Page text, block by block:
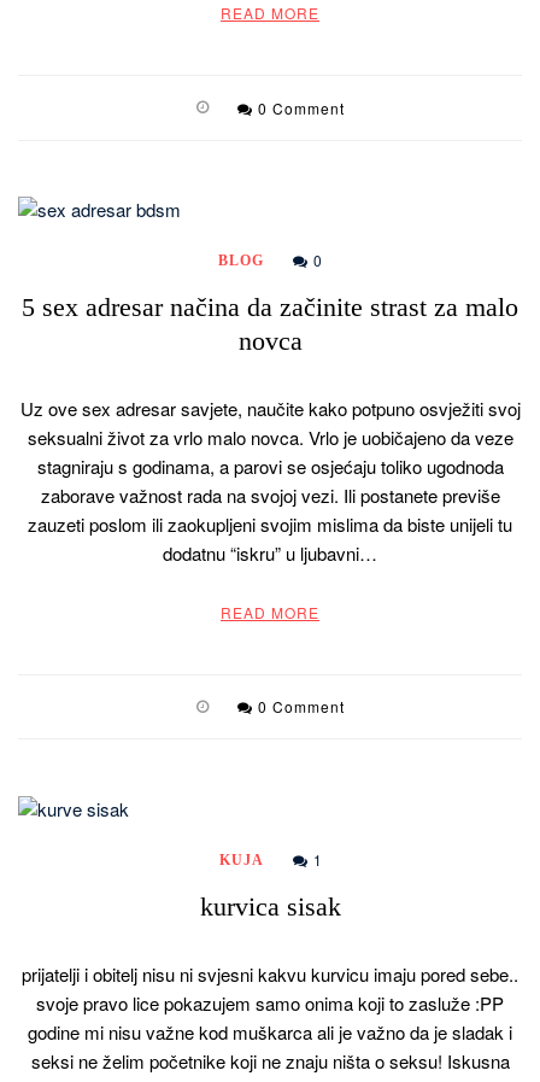
READ MORE
0 Comment
BLOG 0
5 sex adresar načina da začinite strast za malo
novca
Uz ove sex adresar savjete, naučite kako potpuno osvježiti svoj
seksualni život za vrlo malo novca. Vrlo je uobičajeno da veze
stagniraju s godinama, a parovi se osjećaju toliko ugodnoda
zaborave važnost rada na svojoj vezi. Ili postanete previše
zauzeti poslom ili zaokupljeni svojim mislima da biste unijeli tu
dodatnu “iskru” u ljubavni…
READ MORE
0 Comment
KUJA 1
kurvica sisak
prijatelji i obitelj nisu ni svjesni kakvu kurvicu imaju pored sebe..
svoje pravo lice pokazujem samo onima koji to zasluže :PP
godine mi nisu važne kod muškarca ali je važno da je sladak i
seksi ne želim početnike koji ne znaju ništa o seksu! Iskusna